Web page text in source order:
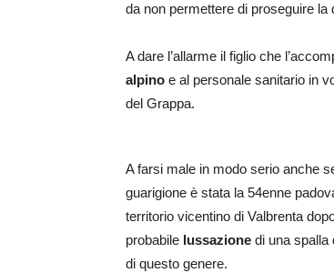
da non permettere di proseguire la
A dare l’allarme il figlio che
alpino e al personale sanitario in
del Grappa.
A farsi male in modo serio anche
guarigione è stata la 54enne
territorio vicentino di Valbrenta
probabile lussazione di una spalla
di questo genere.